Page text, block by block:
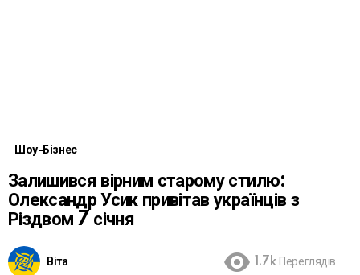
Шоу-Бізнес
Залишився вірним старому стилю:
Олександр Усик привітав українців з
Різдвом 7 січня
Віта 1.7k Переглядів